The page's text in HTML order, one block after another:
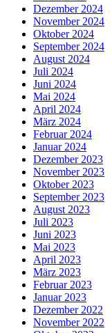
Dezember 2024
November 2024
Oktober 2024
September 2024
August 2024
Juli 2024
Juni 2024
Mai 2024
April 2024
März 2024
Februar 2024
Januar 2024
Dezember 2023
November 2023
Oktober 2023
September 2023
August 2023
Juli 2023
Juni 2023
Mai 2023
April 2023
März 2023
Februar 2023
Januar 2023
Dezember 2022
November 2022